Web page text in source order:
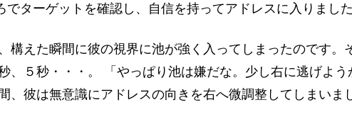
でターゲットを確認し、自信を持ってアドレスに入りました
構えた瞬間に彼の視界に池が強く入ってしまったのです。
、５秒・・・。 「やっぱり池は嫌だな。少し右に逃げよう
、彼は無意識にアドレスの向きを右へ微調整してしまいま